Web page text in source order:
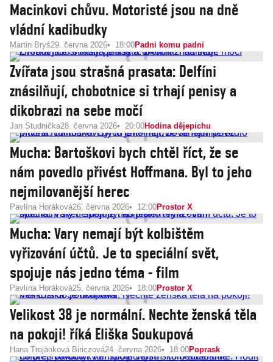
Macinkovi chůvu. Motoristé jsou na dně
vládní kadibudky
Martin Bryś29. června 2026 18:00Padni komu padni
Zvířata jsou strašná prasata: Delfíni
znásilňují, chobotnice si trhají penisy a
dikobrazi na sebe močí
Jan Studnička28. června 2026 20:00Hodina dějepichu
Mucha: Bartoškovi bych chtěl říct, že se
nám povedlo přivést Hoffmana. Byl to jeho
nejmilovanější herec
Pavlína Horáková26. června 2026 12:00Prostor X
Mucha: Vary nemají být kolbištěm
vyřizování účtů. Je to speciální svět,
spojuje nás jedno téma - film
Pavlína Horáková25. června 2026 18:00Prostor X
Velikost 38 je normální. Nechte ženská těla
na pokoji! říká Eliška Soukupová
Hana Trojánková Biriczová24. června 2026 18:00Poprask